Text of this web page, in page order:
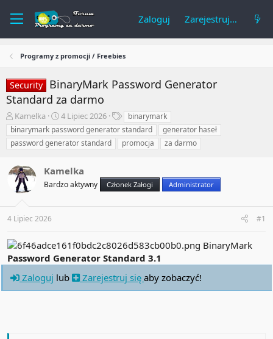
Zaloguj Zarejestruj się
Programy z promocji / Freebies
Security
BinaryMark Password Generator
Standard za darmo
A
u
t
o
t
e
m
t
u
Kamelka
R
o
z
p
c
z
4 Lipiec 2026
T
a
g
i
binarymark
binarymark password generator standard
generator haseł
password generator standard
promocja za darmo
Kamelka
Bardzo aktywny Członek Załogi Administrator
4 Lipiec 2026 #1
BinaryMark
Password Generator Standard 3.1
Zaloguj lub Zarejestruj się aby zobaczyć!